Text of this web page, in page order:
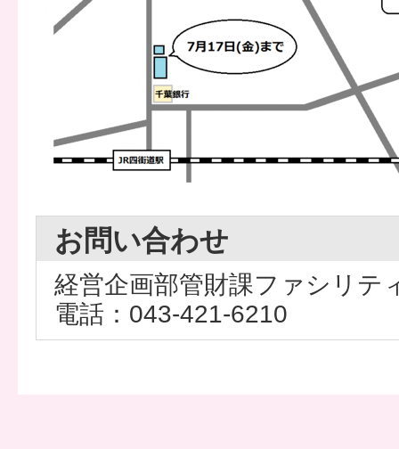
お問い合わせ
経営企画部管財課ファシリテ
電話：043-421-6210